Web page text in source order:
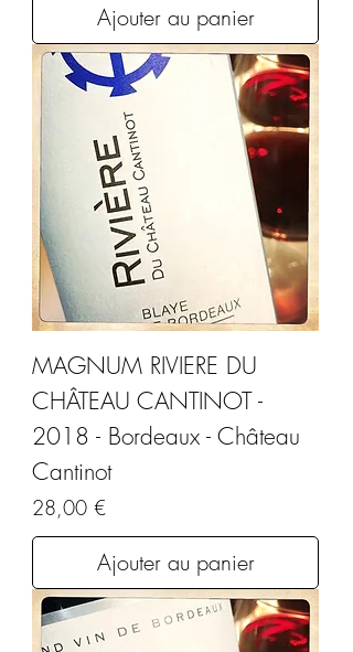
Ajouter au panier
MAGNUM RIVIERE DU
CHÂTEAU CANTINOT -
2018 - Bordeaux - Château
Cantinot
Prix
28,00 €
Ajouter au panier